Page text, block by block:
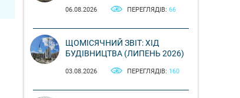
06.08.2026 ПЕРЕГЛЯДІВ: 66
ЩОМІСЯЧНИЙ ЗВІТ: ХІД
БУДІВНИЦТВА (ЛИПЕНЬ 2026)
03.08.2026 ПЕРЕГЛЯДІВ: 160